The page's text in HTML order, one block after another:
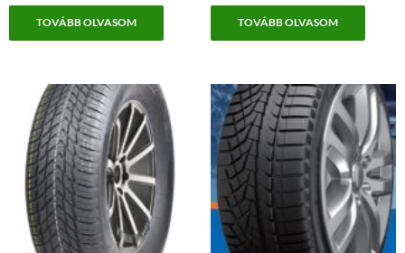
TOVÁBB OLVASOM TOVÁBB OLVASOM